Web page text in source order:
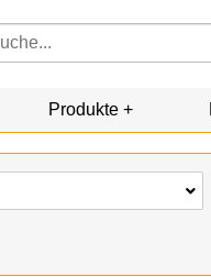
Produkte